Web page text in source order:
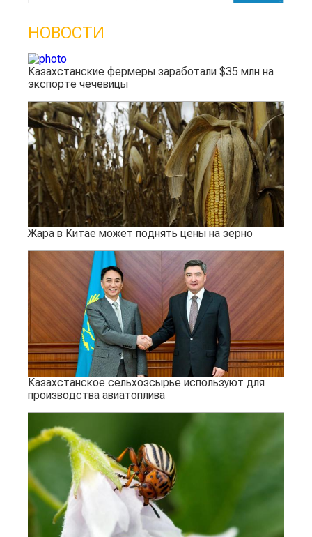
НОВОСТИ
Казахстанские фермеры заработали $35 млн на
экспорте чечевицы
Жара в Китае может поднять цены на зерно
Казахстанское сельхозсырье используют для
производства авиатоплива